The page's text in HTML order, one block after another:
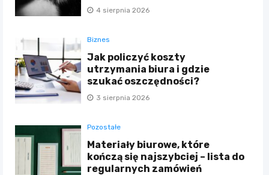
4 sierpnia 2026
Biznes
Jak policzyć koszty
utrzymania biura i gdzie
szukać oszczędności?
3 sierpnia 2026
Pozostałe
Materiały biurowe, które
kończą się najszybciej – lista do
regularnych zamówień